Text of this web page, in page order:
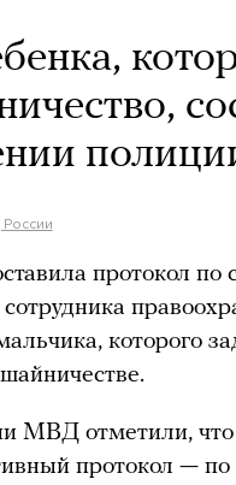
протокол по
которого
МВД отметили, что
протокол — по